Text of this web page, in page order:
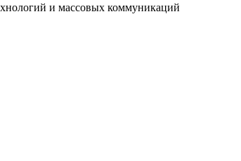
и массовых коммуникаций